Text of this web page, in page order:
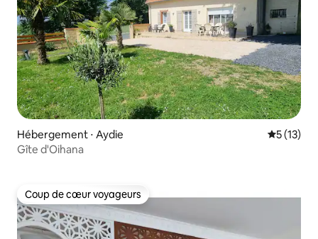
Hébergement ⋅ Aydie
5 (13)
Gîte d'Oihana
Coup de cœur voyageurs
Coup de cœur voyageurs